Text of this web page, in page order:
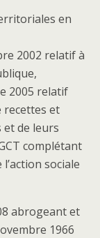
en
2002 relatif à
2005 relatif
recettes et
et de leurs
complétant
sociale
abrogeant et
1966